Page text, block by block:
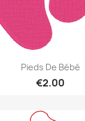
Pieds De Bébé
€2.00